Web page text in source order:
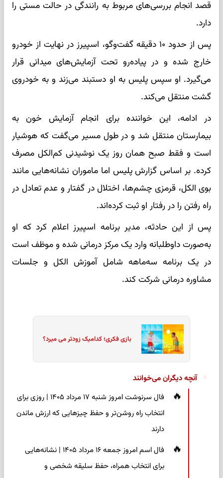
قصد انجام بررسی‌های مربوط به رانندگی در حالت مستی را
دارد.
پس از حدود ۱۰ دقیقه گفت‌وگو، اسپیرز در نهایت از خودرو
خارج شده و در پیاده‌رو تحت آزمایش‌های میدانی قرار
می‌گیرد. او سپس پلیس به او دستبند می‌زند و به خودروی
گشت منتقل می‌کند.
در ادامه، این خواننده برای انجام آزمایش خون به
بیمارستان منتقل شد و در طول مسیر می‌گفت که هوشیار
است و فقط صبح همان روز یک نوشیدنی کم‌الکل مصرف
کرده. بر اساس گزارش پلیس اما ماموران نشانه‌هایی مانند
بوی الکل، قرمزی چشم‌ها، اختلال در گفتار و عدم تعادل در
راه رفتن را در رفتار او ثبت کرده‌اند.
پس از این حادثه، مدیر برنامه اسپیرز اعلام کرد که او
به‌صورت داوطلبانه وارد یک مرکز درمانی شده و موظف است
در یک برنامه سه‌ماهه شامل آموزش الکل و جلسات
مشاوره درمانی شرکت کند.
بازی فکری؛ کدامیک زودتر می میرد؟
آنچه دیگران می‌خوانند
فال سرنوشت امروز شنبه ۱۷ مرداد ۱۴۰۵ | روزی برای
انتخاب راه روشن‌تر و حفظ چیزهایی که ارزش ماندن
دارند
فال اسم امروز جمعه ۱۶ مرداد ۱۴۰۵ | نشانه‌هایی
برای انتخاب همراه، حفظ سلیقه شخصی و